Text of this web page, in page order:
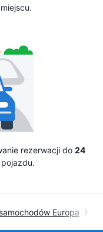
rezerwacji do 24
Europa